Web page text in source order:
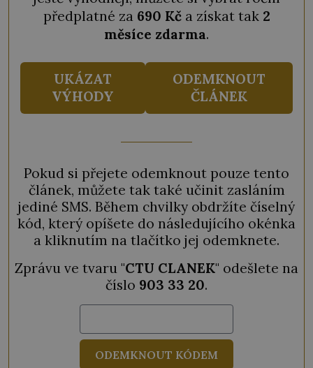
předplatné za 690 Kča získat tak 2
měsíce zdarma.
UKÁZAT
VÝHODY
ODEMKNOUT
ČLÁNEK
Pokud si přejete odemknout pouze tento
článek, můžete tak také učinit zasláním
jediné SMS. Během chvilky obdržíte číselný
kód, který opíšete do následujícího okénka
a kliknutím na tlačítko jej odemknete.
Zprávu ve tvaru "CTU CLANEK" odešlete na
číslo 903 33 20.
ODEMKNOUT KÓDEM